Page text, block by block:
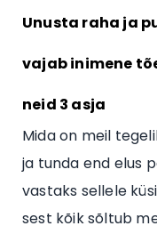
Unusta raha ja
vajab inimene
neid 3 asja
Mida on meil
ja tunda end elus
vastaks sellele
sest kõik sõltub